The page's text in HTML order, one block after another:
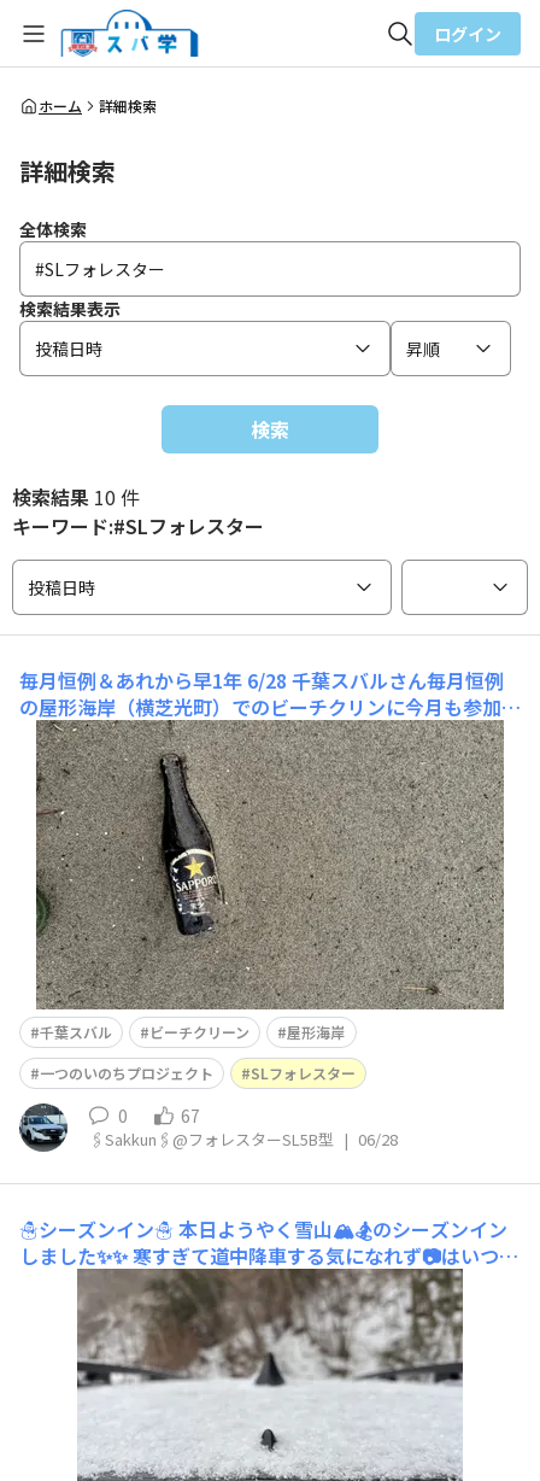
全体検索
ログイン
ホーム 詳細検索
詳細検索
全体検索
検索結果表示
投稿日時
昇順
検索
検索結果 10 件
キーワード:#SLフォレスター
投稿日時
毎月恒例＆あれから早1年 6/28 千葉スバルさん毎月恒例
の屋形海岸（横芝光町）でのビーチクリンに今月も参加し
てきました。W台風🌀後ということもあり、漂流してきた
であろうゴミも含め、ゴミが多く感じました。小雨❓霧雨
❓だったのでレインコートを着て何故❓椅子💺が千葉スバ
ル公式HPによると今回の参加人数は社員さん含め34
千葉スバル ビーチクリーン
屋形海岸
一つのいのちプロジェクト
SLフォレスター
0 67
🖇️Sakkun🖇️@フォレスターSL5B型 | 06/28
☃️シーズンイン☃️本日ようやく雪山🏔️🏂のシーズンイン
しました✨✨ 寒すぎて道中降車する気になれず📷はいつも
の場所のみです。駐車場に高知ナンバーのXブレイクさん
🚗ついつい逆ナンしてしまいました😆前期型なので私のS
Kと同じFB25エンジンだと思っていたらC型のマイルドハ
イブリッドで行き先は同じ伊予富士でした🏔